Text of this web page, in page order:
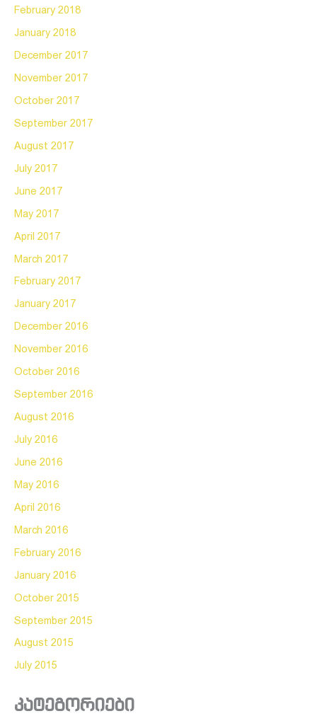
February 2018
January 2018
December 2017
November 2017
October 2017
September 2017
August 2017
July 2017
June 2017
May 2017
April 2017
March 2017
February 2017
January 2017
December 2016
November 2016
October 2016
September 2016
August 2016
July 2016
June 2016
May 2016
April 2016
March 2016
February 2016
January 2016
October 2015
September 2015
August 2015
July 2015
კატეგორიები